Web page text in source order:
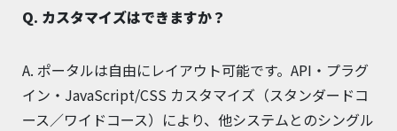
Q. カスタマイズはできますか？
A. ポータルは自由にレイアウト可能です。API・プラグ
イン・JavaScript/CSS カスタマイズ（スタンダードコ
ース／ワイドコース）により、他システムとのシングル